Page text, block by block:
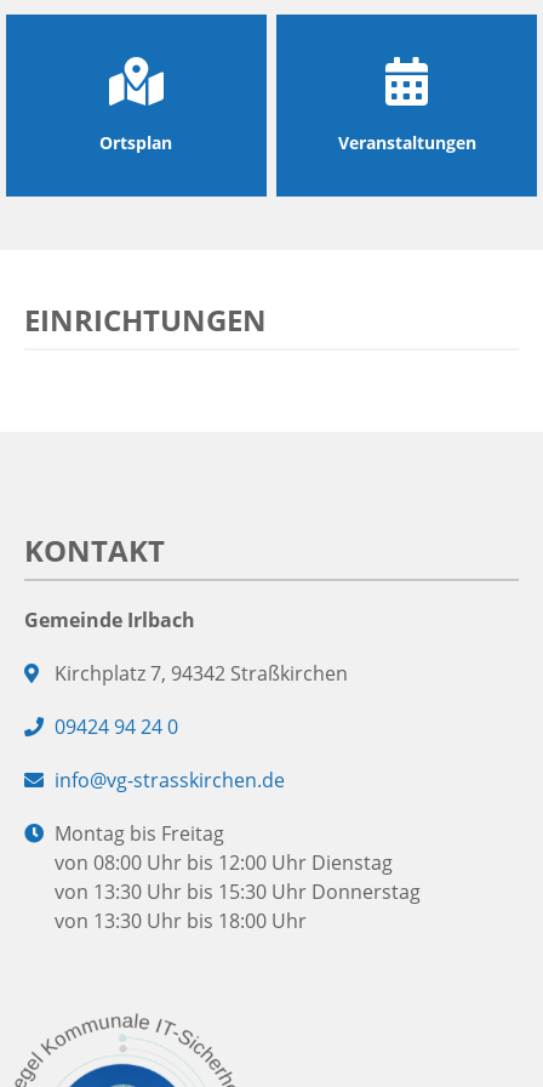
Ortsplan Veranstaltungen
EINRICHTUNGEN
KONTAKT
Gemeinde Irlbach
Adresse:
Kirchplatz 7, 94342 Straßkirchen
Telefon:
09424 94 24 0
E- info@vg-strasskirchen.de
Öffnungszeiten:
Montag bis Freitag
von 08:00 Uhr bis 12:00 Uhr Dienstag
von 13:30 Uhr bis 15:30 Uhr Donnerstag
von 13:30 Uhr bis 18:00 Uhr